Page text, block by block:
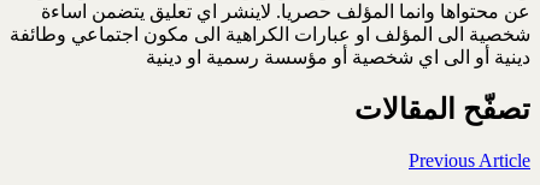
عن محتواها وانما المؤلف حصريا. لاينشر اي تعليق يتضمن اساءة
شخصية الى المؤلف او عبارات الكراهية الى مكون اجتماعي وطائفة
دينية أو الى اي شخصية أو مؤسسة رسمية او دينية
تصفّح المقالات
Previous Article